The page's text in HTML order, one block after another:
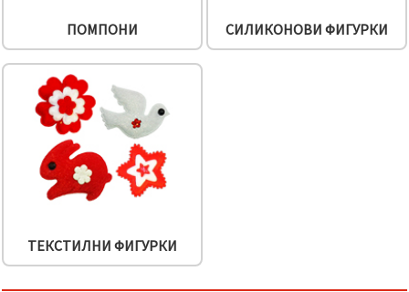
ПОМПОНИ СИЛИКОНОВИ ФИГУРКИ
ТЕКСТИЛНИ ФИГУРКИ